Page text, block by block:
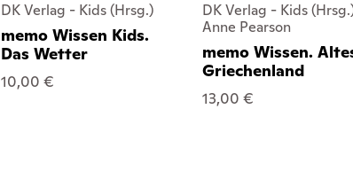
DK Verlag - Kids (Hrsg.)
memo Wissen Kids.
Das Wetter
10,00 €
DK Verlag - Kids
Anne Pearson
memo Wissen.
Griechenland
13,00 €